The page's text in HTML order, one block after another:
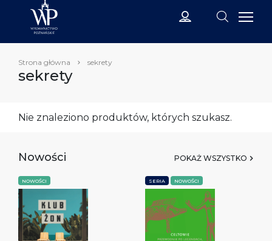
Strona główna sekrety
sekrety
Nie znaleziono produktów, których szukasz.
Nowości POKAŻ WSZYSTKO
NOWOŚCI SERIA NOWOŚCI